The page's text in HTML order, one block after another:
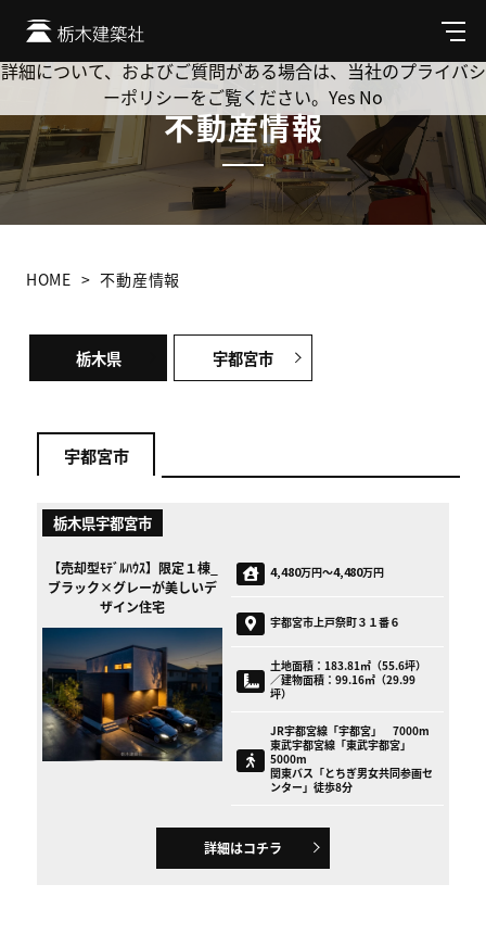
メ
ニ
ュ
不動産情報
HOME 不動産情報
栃木県 宇都宮市
宇都宮市
栃木県宇都宮市
【売却型ﾓﾃﾞﾙﾊｳｽ】限定１棟_
ブラック×グレーが美しいデ
ザイン住宅
4,480万円〜4,480万円
宇都宮市上戸祭町３１番６
土地面積：183.81㎡（55.6坪）
／建物面積：99.16㎡（29.99
坪）
JR宇都宮線「宇都宮」 7000m
東武宇都宮線「東武宇都宮」
5000m
関東バス「とちぎ男女共同参画セ
ンター」徒歩8分
詳細はコチラ
Cookie を使用して、お客様の活動を追跡してもよろしいです
か? 当社ではお客様のプライバシーを極めて重視しています。
詳細について、およびご質問がある場合は、当社のプライバシ
ーポリシーをご覧ください。 Yes No